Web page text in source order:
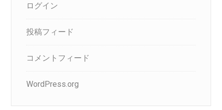
ログイン
投稿フィード
コメントフィード
WordPress.org